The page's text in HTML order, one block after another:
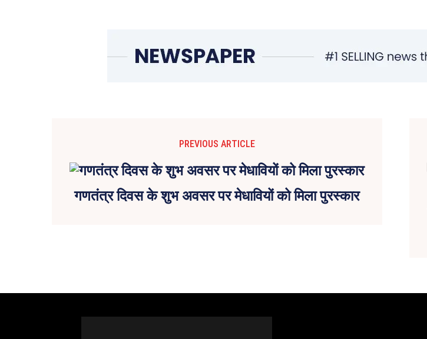
PREVIOUS ARTICLE
गणतंत्र दिवस के शुभ अवसर पर मेधावियों को मिला पुरस्कार